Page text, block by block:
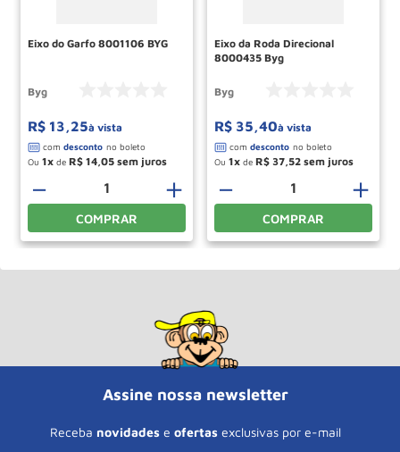
Eixo do Garfo 8001106 BYG
Byg
R$ 13,25à vista
Ou 1 de R$ 14 05
＋
－
COMPRAR
Eixo da Roda Direcional
8000435 Byg
Byg
R$ 35,40à vista
Ou 1 de R$ 37 52
＋
－
COMPRAR
Assine nossa newsletter
Receba novidades e ofertas exclusivas por e-mail